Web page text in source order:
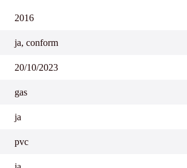
2016
ja, conform
20/10/2023
gas
ja
pvc